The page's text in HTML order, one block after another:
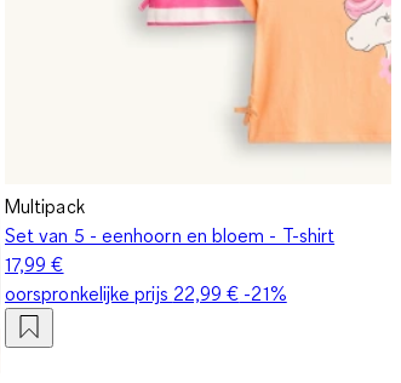
Multipack
Set van 5 - eenhoorn en bloem - T-shirt
17,99 €
oorspronkelijke prijs 22,99 € -21%